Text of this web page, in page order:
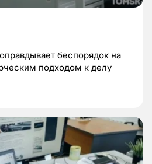
беспорядок на
подходом к делу